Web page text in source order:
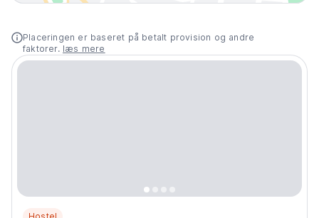
Placeringen er baseret på betalt provision og andre
faktorer. læs mere